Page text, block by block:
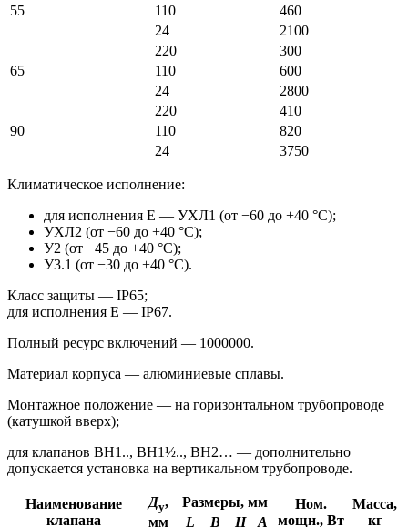
55
110
460
24
2100
65
220
300
110
600
24
2800
90
220
410
110
820
24
3750
Климатическое исполнение:
для исполнения Е — УХЛ1 (от −60 до +40 °С);
УХЛ2 (от −60 до +40 °С);
У2 (от −45 до +40 °С);
У3.1 (от −30 до +40 °С).
Класс защиты — IP65;
для исполнения Е — IP67.
Полный ресурс включений — 1000000.
Материал корпуса — алюминиевые сплавы.
Монтажное положение — на горизонтальном трубопроводе
(катушкой вверх);
для клапанов ВН1.., ВН1½.., ВН2… — дополнительно
допускается установка на вертикальном трубопроводе.
Наименование
клапана
Ду,
мм
Размеры, мм
Ном.
мощн., Вт
Масса,
кг
L В Н
А